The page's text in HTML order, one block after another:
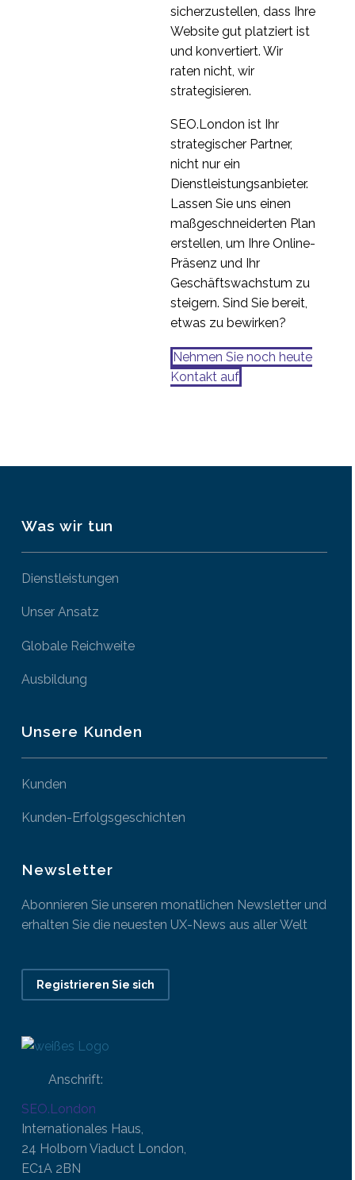
sicherzustellen, dass Ihre
Website gut platziert ist
und konvertiert. Wir
raten nicht, wir
strategisieren.
SEO.London ist Ihr
strategischer Partner,
nicht nur ein
Dienstleistungsanbieter.
Lassen Sie uns einen
maßgeschneiderten Plan
erstellen, um Ihre Online-
Präsenz und Ihr
Geschäftswachstum zu
steigern. Sind Sie bereit,
etwas zu bewirken?
Nehmen Sie noch heute
Kontakt auf
Was wir tun
Dienstleistungen
Unser Ansatz
Globale Reichweite
Ausbildung
Unsere Kunden
Kunden
Kunden-Erfolgsgeschichten
Newsletter
Abonnieren Sie unseren monatlichen Newsletter und
erhalten Sie die neuesten UX-News aus aller Welt
Registrieren Sie sich
Anschrift:
SEO.London
Internationales Haus,
24 Holborn Viaduct London,
EC1A 2BN